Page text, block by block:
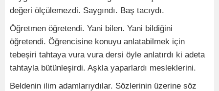
değeri ölçülemezdi. Saygındı. Baş tacıydı.
Öğretmen öğretendi. Yani bilen. Yani bildiğini
öğretendi. Öğrencisine konuyu anlatabilmek için
tebeşiri tahtaya vura vura dersi öyle anlatırdı ki adeta
tahtayla bütünleşirdi. Aşkla yaparlardı mesleklerini.
Beldenin ilim adamlarıydılar. Sözlerinin üzerine söz